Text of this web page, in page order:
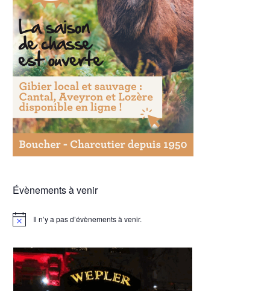
Évènements à venir
Notice Il n’y a pas d’évènements à venir.